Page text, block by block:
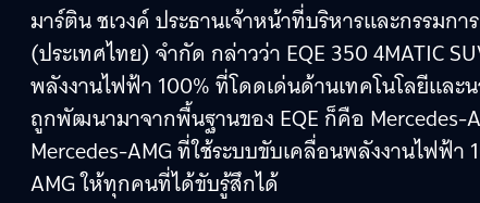
มาร์ติน ชเวงค์ ประธานเจ้าหน้าที่บริหารและกรรมก
(ประเทศไทย) จำกัด กล่าวว่า EQE 350 4MATIC
พลังงานไฟฟ้า 100% ที่โดดเด่นด้านเทคโนโลยีและ
ถูกพัฒนามาจากพื้นฐานของ EQE ก็คือ Mercedes-
Mercedes-AMG ที่ใช้ระบบขับเคลื่อนพลังงานไฟ
AMG ให้ทุกคนที่ได้ขับรู้สึกได้